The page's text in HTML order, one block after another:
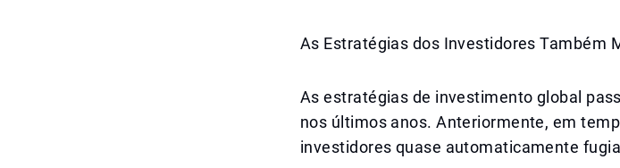
As Estratégias dos Investidores Também
As estratégias de investimento global
nos últimos anos. Anteriormente, em
investidores quase automaticamente